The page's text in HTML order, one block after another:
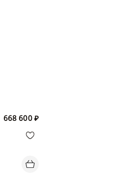
668 600 ₽